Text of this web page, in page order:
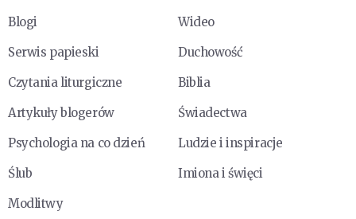
Blogi
Wideo
Serwis papieski
Duchowość
Czytania liturgiczne
Biblia
Artykuły blogerów
Świadectwa
Psychologia na co dzień
Ludzie i inspiracje
Ślub
Imiona i święci
Modlitwy